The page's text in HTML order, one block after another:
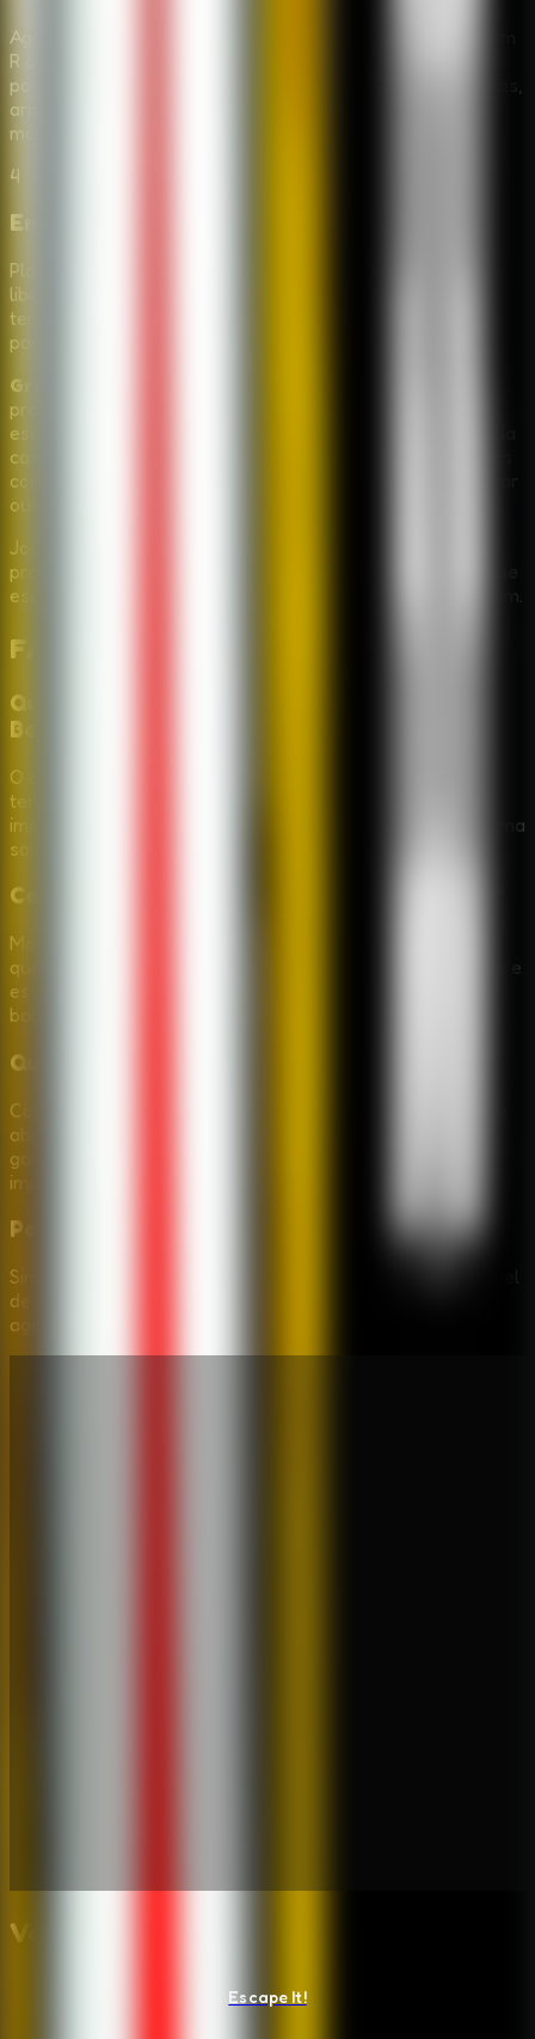
Agache com C ou com o icone de agachar, esconda-se com
R ou com o icone da cama quando houver um esconderijo
por perto, e segure F para se libertar de armadilhas. Camas,
armarios e baus podem salvar a tentativa se usados no
momento certo.
4
Encontre uma saida antes do quinto dia
Planeje cada tentativa pensando no progresso. Tente
liberar a rota principal, fugir pela garagem ou usar armas
temporarias apenas para atrasar Granny tempo suficiente
para continuar procurando.
Granny Sponge Bob
procurar e encontrar com a pressao de uma inimiga que
escuta seus erros. A diversao esta em aprender o mapa da
casa, lembrar onde os itens aparecem, usar pistas sonoras
com fones e decidir quando se esconder em vez de arriscar
outro movimento.
Jogue
procure os itens certos em cada quarto e veja se consegue
escapar da casa da Granny antes que os cinco dias acabem.
FAQ de
Qual e o objetivo principal em Granny Sponge
Bob?
O objetivo e escapar da casa da Granny em cinco
tentativas, ou dias, encontrando chaves, usando itens
importantes, resolvendo puzzles da casa e chegando a uma
saida segura.
Como evitar a Granny em Granny Sponge Bob?
Mova-se sem fazer barulho, evite derrubar itens a menos
que queira criar uma distracao, agache quando necessario e
esconda-se embaixo de camas ou dentro de armarios e
baus quando Granny chegar perto.
Quais itens devo procurar primeiro?
Comece por chaves, ferramentas e objetos de puzzle que
abrem novas areas. A melancia, o livro antigo, itens da
garagem e defesas temporarias sao especialmente
importantes.
Posso jogar Granny Sponge Bob no celular?
Sim. No celular, use o joystick virtual para se mover, o painel
de toque para girar a camera e os icones para interagir,
agachar, esconder e soltar itens.
Voce Tambem Pode Gostar
Escape It!